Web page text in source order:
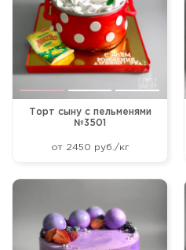
Торт сыну с пельменями
№3501
от 2450 руб./кг